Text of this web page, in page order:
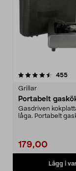
455
Grillar
Portabelt
Gasdriven
låga. Portabelt
179,00
Lägg i
4.5 av 5